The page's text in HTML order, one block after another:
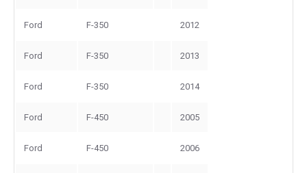
Ford F-350 2012
Ford F-350 2013
Ford F-350 2014
Ford F-450 2005
Ford F-450 2006